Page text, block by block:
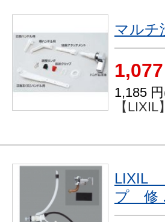
マルチ
1,077
1,185
【LIXIL】
LIXIL
プ 修